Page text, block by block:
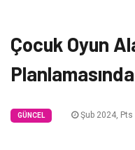
Çocuk Oyun
GÜNCEL Şub 2024, Pts